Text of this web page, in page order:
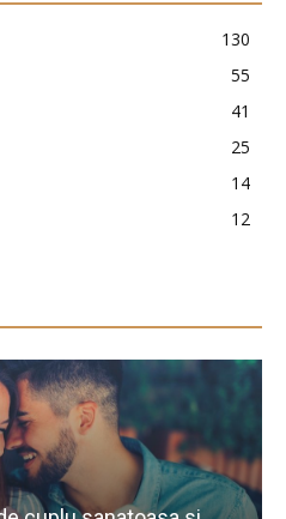
130
55
41
25
14
12